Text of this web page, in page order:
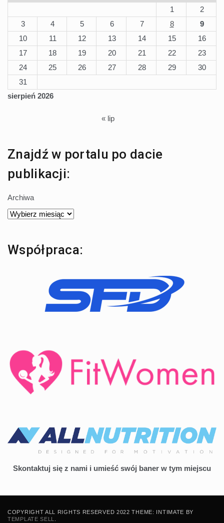
sierpień 2026
1
2
3
4 5 6 7 8
9
10
11 12 13 14 15
16
17
18 19 20 21 22
23
24
25 26 27 28 29
30
31
« lip
Znajdź w portalu po dacie
publikacji:
Archiwa
Współpraca:
Skontaktuj się z nami i umieść swój baner w tym miejscu
COPYRIGHT ALL RIGHTS RESERVED 2022 THEME: INTIMATE BY
TEMPLATE SELL